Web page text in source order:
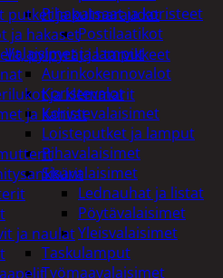
Pihapatsaat ja koristeet
Postilaatikot
Valaisimet ja lamput
Aurinkokennovalot
Koristevalot
Koristevalaisimet
Loisteputket ja lamput
Pihavalaisimet
Sisävalaisimet
Lednauhat ja listat
Pöytävalaisimet
Yleisvalaisimet
Taskulamput
Työmaavalaisimet
putket ja kulmaraudat
ja hakaset
pylpyrät ja tarvikkeet
ja klemmarit
ja kahvat
ja naulat